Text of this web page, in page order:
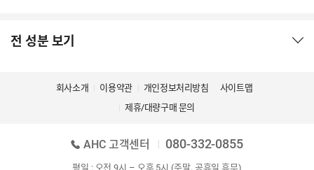
전 성분 보기
회사소개 이용약관 개인정보처리방침
사이트맵
제휴/대량구매 문의
AHC 고객센터 080-332-0855
평일 : 오전 9시 – 오후 5시 (주말, 공휴일 휴무)